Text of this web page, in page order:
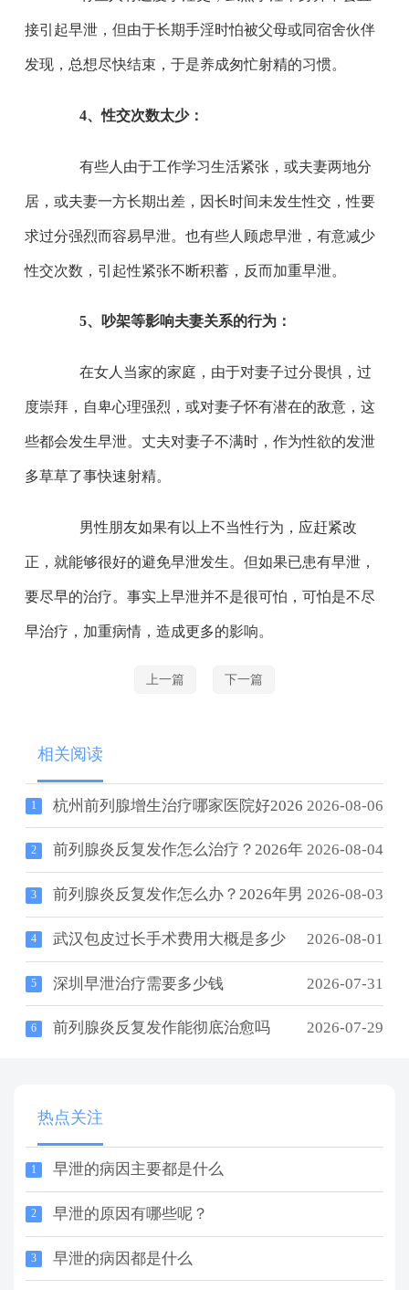
接引起早泄，但由于长期手淫时怕被父母或同宿舍伙伴
发现，总想尽快结束，于是养成匆忙射精的习惯。
4、性交次数太少：
有些人由于工作学习生活紧张，或夫妻两地分
居，或夫妻一方长期出差，因长时间未发生性交，性要
求过分强烈而容易早泄。也有些人顾虑早泄，有意减少
性交次数，引起性紧张不断积蓄，反而加重早泄。
5、吵架等影响夫妻关系的行为：
在女人当家的家庭，由于对妻子过分畏惧，过
度崇拜，自卑心理强烈，或对妻子怀有潜在的敌意，这
些都会发生早泄。丈夫对妻子不满时，作为性欲的发泄
多草草了事快速射精。
男性朋友如果有以上不当性行为，应赶紧改
正，就能够很好的避免早泄发生。但如果已患有早泄，
要尽早的治疗。事实上早泄并不是很可怕，可怕是不尽
早治疗，加重病情，造成更多的影响。
上一篇 下一篇
相关阅读
1 杭州前列腺增生治疗哪家医院好2026 2026-08-06
2 前列腺炎反复发作怎么治疗？2026年 2026-08-04
3 前列腺炎反复发作怎么办？2026年男 2026-08-03
4 武汉包皮过长手术费用大概是多少 2026-08-01
5 深圳早泄治疗需要多少钱 2026-07-31
6 前列腺炎反复发作能彻底治愈吗 2026-07-29
热点关注
1 早泄的病因主要都是什么
2 早泄的原因有哪些呢？
3 早泄的病因都是什么